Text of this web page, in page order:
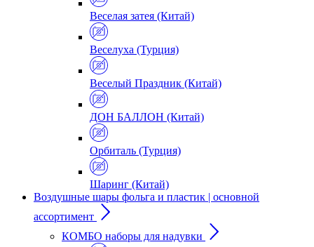
Веселая затея (Китай)
Веселуха (Турция)
Веселый Праздник (Китай)
ДОН БАЛЛОН (Китай)
Орбиталь (Турция)
Шаринг (Китай)
Воздушные шары фольга и пластик | основной
ассортимент
КОМБО наборы для надувки